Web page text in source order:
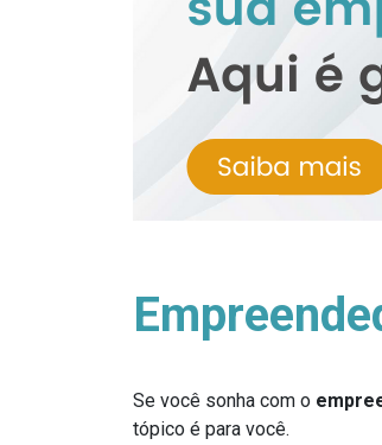
Se você sonha com o
tópico é para você.